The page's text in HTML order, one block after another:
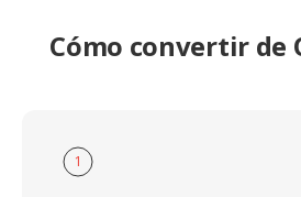
Cómo convertir de
1